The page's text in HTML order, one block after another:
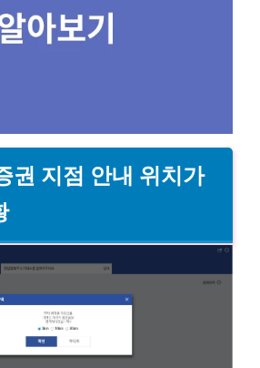
권 지점 안내 위치가